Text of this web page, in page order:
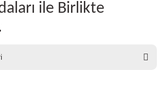
ile Birlikte